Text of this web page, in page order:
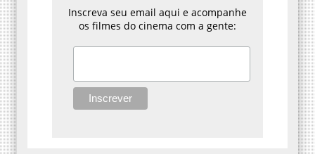
Inscreva seu email aqui e acompanhe
os filmes do cinema com a gente: